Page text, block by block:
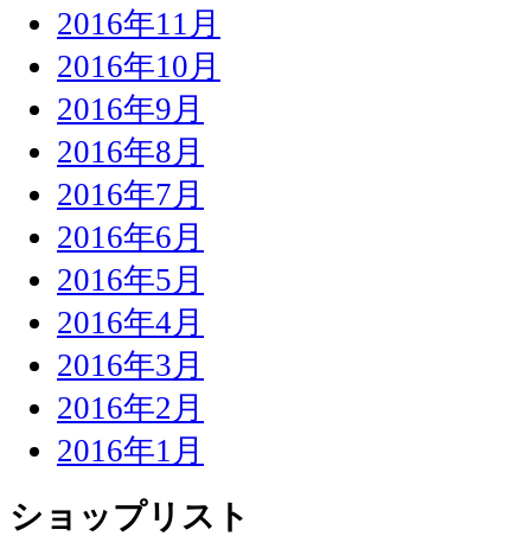
2016年11月
2016年10月
2016年9月
2016年8月
2016年7月
2016年6月
2016年5月
2016年4月
2016年3月
2016年2月
2016年1月
ショップリスト